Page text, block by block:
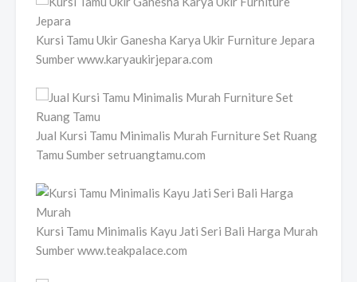
Kursi Tamu Ukir Ganesha Karya Ukir Furniture Jepara
Sumber www.karyaukirjepara.com
Jual Kursi Tamu Minimalis Murah Furniture Set Ruang
Tamu Sumber setruangtamu.com
Kursi Tamu Minimalis Kayu Jati Seri Bali Harga Murah
Sumber www.teakpalace.com